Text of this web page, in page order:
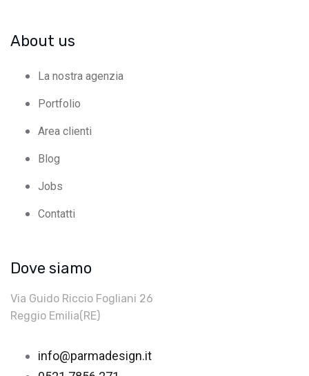
About us
La nostra agenzia
Portfolio
Area clienti
Blog
Jobs
Contatti
Dove siamo
Via Guido Riccio Fogliani 26
Reggio Emilia(RE)
info@parmadesign.it